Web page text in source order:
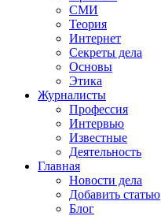
СМИ
Теория
Интернет
Секреты дела
Основы
Этика
Журналисты
Профессия
Интервью
Известные
Деятельность
Главная
Новости дела
Добавить статью
Блог